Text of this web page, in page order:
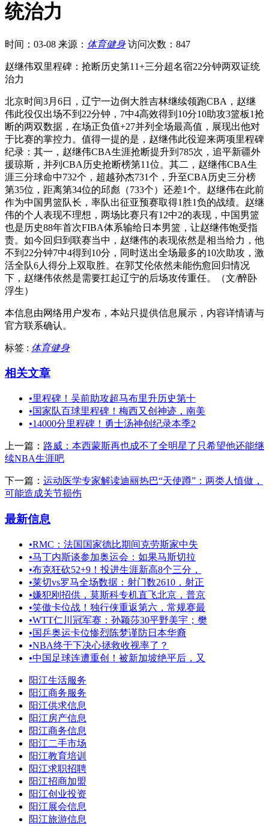
统治力
时间：03-08 来源： 体育健身 访问次数：847
赵继伟双里程碑：抢断历史第11+三分超名宿22分钟两双证统
治力
北京时间3月6日，辽宁一边倒大胜吉林继续领跑CBA，赵继
伟此役仅出场不到22分钟，7中4高效得到10分10助攻3篮板1抢
断的两双数据，在场正负值+27并列全场最高值，展现出他对
于比赛的掌控力。值得一提的是，赵继伟此役迎来两项里程碑
纪录：其一，赵继伟CBA生涯抢断提升到785次，追平新疆外
援琼斯，并列CBA历史抢断榜第11位。其二，赵继伟CBA生
涯三分球命中732个，超越孙杰731个，升至CBA历史三分榜
第35位，距离第34位的邱彪（733个）还差1个。赵继伟在此前
作为中国男篮队长，率队出征亚预赛取得1胜1负的战绩。赵继
伟的个人表现不理想，两场比赛只有12中2的表现，中国男篮
也是历史88年首次FIBA体系输给日本男篮，让赵继伟饱受指
责。如今回归到联赛当中，赵继伟的表现依然是相当给力，他
不到22分钟7中4得到10分，同时送出全场最多的10次助攻，激
活全队6人得分上双取胜。在郭艾伦依然未能伤愈回归情况
下，赵继伟依然是需要扛起辽宁的后场攻传重任。（文/醉卧
浮生）
本信息由网络用户发布， 本站只提供信息展示，内容详情请与
官方联系确认。
标签 : 体育健身
相关文章
•里程碑！吴前助攻超马布里升历史第十
•国家队百球里程碑！梅西又创神迹，南美
•14000分里程碑！勇士汤神创纪录本季2
上一篇： 路威：本西蒙斯再也成不了全明星了只希望他还能继
续NBA生涯吧
下一篇： 运动医学专家解读迪丽热巴“天使蹲”：两类人慎做，
可能造成关节损伤
最新信息
•RMC：法国国家德比期间克劳斯家中失
•马丁内斯谈参加奥运会：如果马斯切拉
•布克狂砍52+9！投进生涯新高8个三分，
•莱切vs罗马全场数据：射门数2610，射正
•嫌犯刚招供，莫斯科专机直飞北京，普京
•笑傲卡位战！独行侠重返第六，常规赛最
•WTT仁川冠军赛：孙颖莎30平野美宇；樊
•国乒奥运卡位惨烈陈梦谨防日本华裔
•NBA终于下决心拯救收视率了？
•中国足球连遭重创！被新加坡绝平后，又
阳江生活服务
阳江商务服务
阳江供求信息
阳江房产信息
阳江商务信息
阳江二手市场
阳江教育培训
阳江求职招聘
阳江招商加盟
阳江创业投资
阳江展会信息
阳江旅游信息